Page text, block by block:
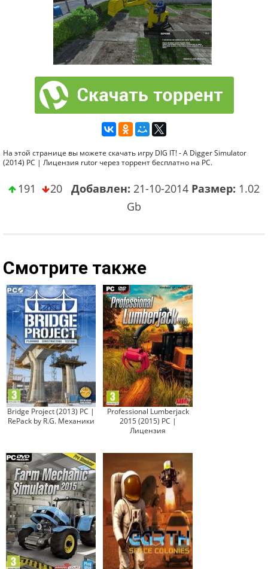
На этой странице вы можете скачать игру DIG IT! - A Digger Simulator
(2014) PC | Лицензия rutor через торрент бесплатно на PC.
191 20 Добавлен: 21-10-2014 Размер: 1.02
Gb
Смотрите также
Bridge Project (2013) PC |
RePack by R.G. Механики
Professional Lumberjack
2015 (2015) PC |
Лицензия